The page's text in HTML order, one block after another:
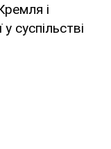
і
суспільстві